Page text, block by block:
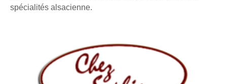
spécialités alsacienne.